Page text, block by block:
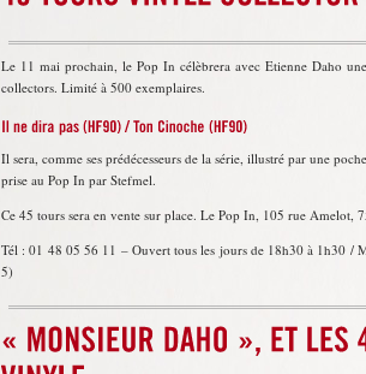
Le 11 mai prochain, le Pop In célèbrera avec Etienne Daho
collectors. Limité à 500 exemplaires.
Il sera, comme ses prédécesseurs de la série, illustré par une
prise au Pop In par Stefmel.
Ce 45 tours sera en vente sur place. Le Pop In, 105 rue Amelot,
Tél : 01 48 05 56 11 – Ouvert tous les jours de 18h30 à 1h30 /
5)